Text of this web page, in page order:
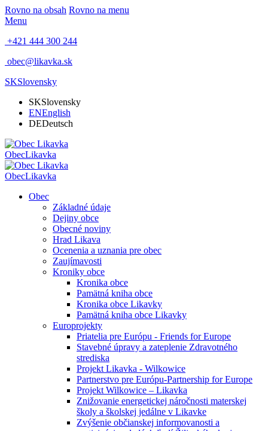
Rovno na obsah Rovno na menu
Menu
+421 444 300 244
obec@likavka.sk
SKSlovensky
SKSlovensky
ENEnglish
DEDeutsch
ObecLikavka
ObecLikavka
Obec
Základné údaje
Dejiny obce
Obecné noviny
Hrad Likava
Ocenenia a uznania pre obec
Zaujímavosti
Kroniky obce
Kronika obce
Pamätná kniha obce
Kronika obce Likavky
Pamätná kniha obce Likavky
Europrojekty
Priatelia pre Európu - Friends for Europe
Stavebné úpravy a zateplenie Zdravotného
strediska
Projekt Likavka - Wilkowice
Partnerstvo pre Európu-Partnership for Europe
Projekt Wilkowice – Likavka
Znižovanie energetickej náročnosti materskej
školy a školskej jedálne v Likavke
Zvýšenie občianskej informovanosti a